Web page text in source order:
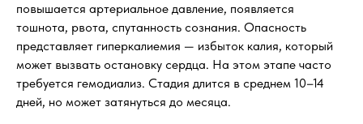
повышается артериальное давление, появляется
тошнота, рвота, спутанность сознания. Опасность
представляет гиперкалиемия — избыток калия, который
может вызвать остановку сердца. На этом этапе часто
требуется гемодиализ. Стадия длится в среднем 10–14
дней, но может затянуться до месяца.